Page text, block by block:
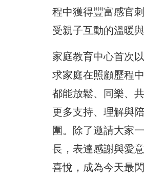
程中獲得豐富感官
受親子互動的溫暖
家庭教育中心首次
求家庭在照顧歷程
都能放鬆、同樂、
更多支持、理解與
圍。除了邀請大家
長，表達感謝與愛
喜悅，成為今天最